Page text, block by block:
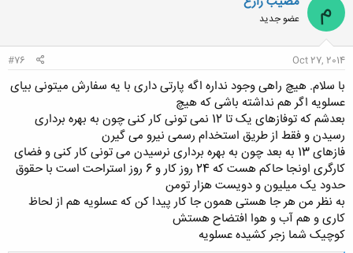
م عضو جدید
Oct 27, 2014
#76
با سلام. هیچ راهی وجود نداره اگه پارتی داری با یه سفارش میتونی بیای
عسلویه اگر هم نداشته باشی که هیچ
بعدشم که توفازهای یک تا 12 نمی تونی کار کنی چون به بهره برداری
رسیدن و فقط از طریق استخدام رسمی نیرو می گیرن
فازهای 13 به بعد چون به بهره برداری نرسیدن می تونی کار کنی و فضای
کارگری اونجا حاکم هست که 24 روز کار و 6 روز استراحت است با حقوق
حدود یک میلیون و دویست هزار تومن
به نظر من هر جا هستی همون جا کار پیدا کن که عسلویه هم از لحاظ
کاری و هم آب و هوا افتضاح هستش
کوچیک شما زجر کشیده عسلویه